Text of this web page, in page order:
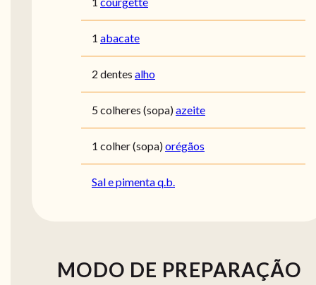
1 abacate
2 dentes alho
5 colheres (sopa)azeite
1 colher (sopa)orégãos
Sal e pimenta q.b.
MODO DE PREPARAÇÃO